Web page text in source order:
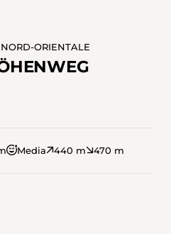
ORIENTALE
Media 440 m 470 m